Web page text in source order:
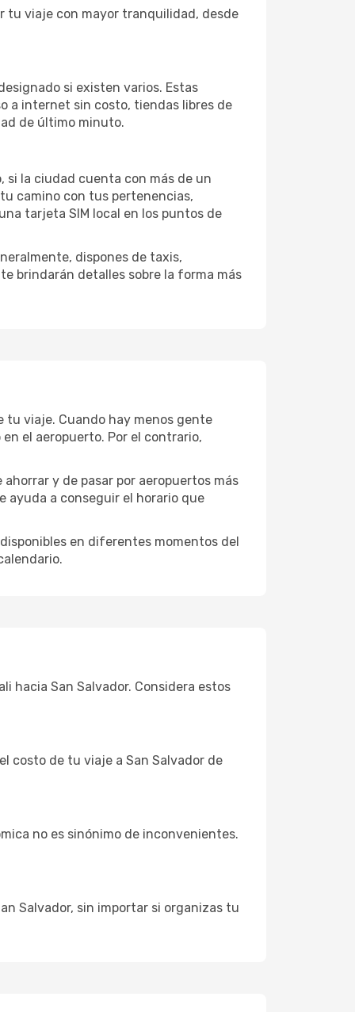
tu viaje con mayor tranquilidad, desde
si existen varios. Estas
a internet sin costo, tiendas libres de
de último minuto.
si la ciudad cuenta con más de un
camino con tus pertenencias,
tarjeta SIM local en los puntos de
dispones de taxis,
brindarán detalles sobre la forma más
tu viaje. Cuando hay menos gente
el aeropuerto. Por el contrario,
y de pasar por aeropuertos más
ayuda a conseguir el horario que
en diferentes momentos del
hacia San Salvador. Considera estos
costo de tu viaje a San Salvador de
no es sinónimo de inconvenientes.
Salvador, sin importar si organizas tu